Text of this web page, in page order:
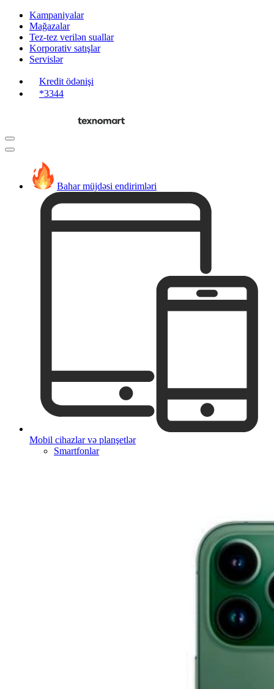
Kampaniyalar
Mağazalar
Tez-tez verilən suallar
Korporativ satışlar
Servislər
Kredit ödənişi
*3344
Bahar müjdəsi endirimləri
Mobil cihazlar və planşetlər
Smartfonlar